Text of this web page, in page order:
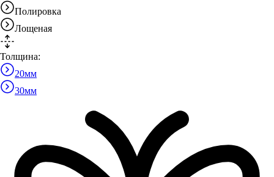
Полировка
Лощеная
Толщина:
20мм
30мм